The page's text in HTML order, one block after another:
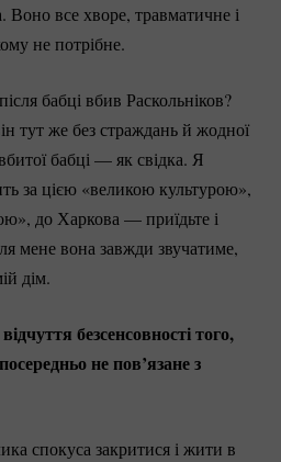
Воно все хворе, травматичне і
не потрібне.
бабці вбив Раскольніков?
тут же без страждань й жодної
бабці — як свідка. Я
за цією «великою культурою»,
до Харкова — приїдьте і
мене вона завжди звучатиме,
дім.
безсенсовності того,
не пов’язане з
спокуса закритися і жити в